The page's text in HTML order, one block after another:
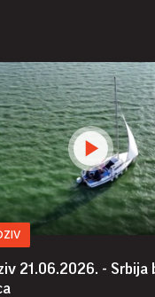
21.06.2026. - Srbija